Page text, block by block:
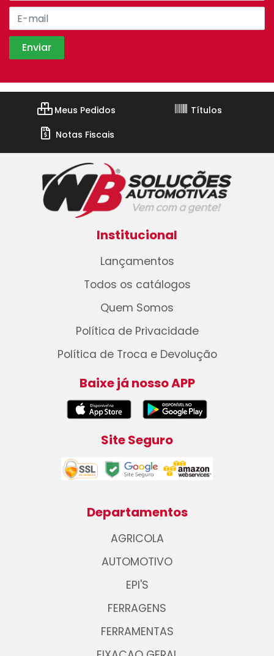
Meus Pedidos
Títulos
Notas Fiscais
Institucional
Lançamentos
Todos os catálogos
Quem Somos
Política de Privacidade
Política de Troca e Devolução
Baixe já nosso APP
Site Seguro
Departamentos
AGRICOLA
AUTOMOTIVO
EPI'S
FERRAGENS
FERRAMENTAS